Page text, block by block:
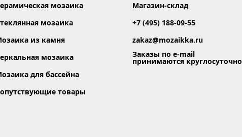
мозаика
мозаика
из камня
мозаика
для бассейна
товары
Магазин-склад
+7 (495) 188-09-55
zakaz@mozaikka.ru
Заказы по e-mail
принимаются круглосуточно